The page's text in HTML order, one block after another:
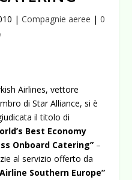
| Compagnie aeree | 0
Airlines, vettore
di Star Alliance, si è
il titolo di
Best Economy
Onboard Catering” –
al servizio offerto da
Southern Europe”